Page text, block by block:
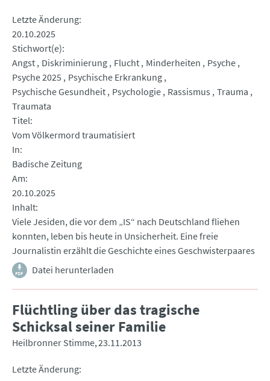
Letzte Änderung
20.10.2025
Stichwort(e)
Angst Diskriminierung Flucht Minderheiten
Psyche
Psyche 2025
Psychische Erkrankung
Psychische Gesundheit Psychologie Rassismus Trauma
Traumata
Titel
Vom Völkermord traumatisiert
In
Badische Zeitung
Am
20.10.2025
Inhalt
Viele Jesiden, die vor dem „IS“ nach Deutschland fliehen
konnten, leben bis heute in Unsicherheit. Eine freie
Journalistin erzählt die Geschichte eines Geschwisterpaares
Datei herunterladen
Flüchtling über das tragische
Schicksal seiner Familie
Heilbronner Stimme 23.11.2013
Letzte Änderung